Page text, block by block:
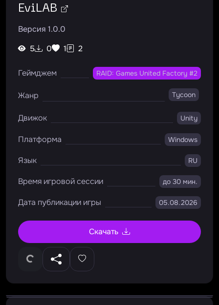
EviLAB
Версия 1.0.0
5
0 1 2
Геймджем RAID: Games United Factory #2
Жанр Tycoon
Движок Unity
Платформа Windows
Язык RU
Время игровой сессии до 30 мин.
Дата публикации игры 05.08.2026
Скачать